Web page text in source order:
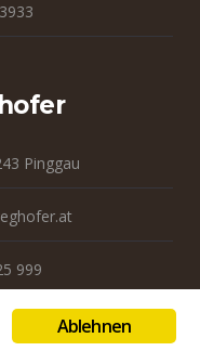
Pinggau
999
Ablehnen